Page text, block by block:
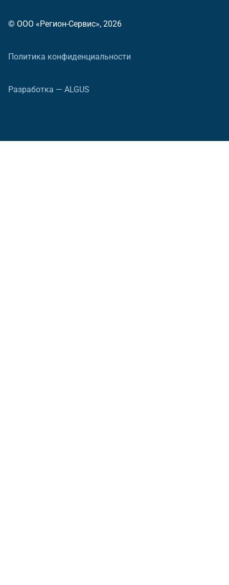
© ООО «Регион-Сервис», 2026
Политика конфиденциальности
Разработка — ALGUS